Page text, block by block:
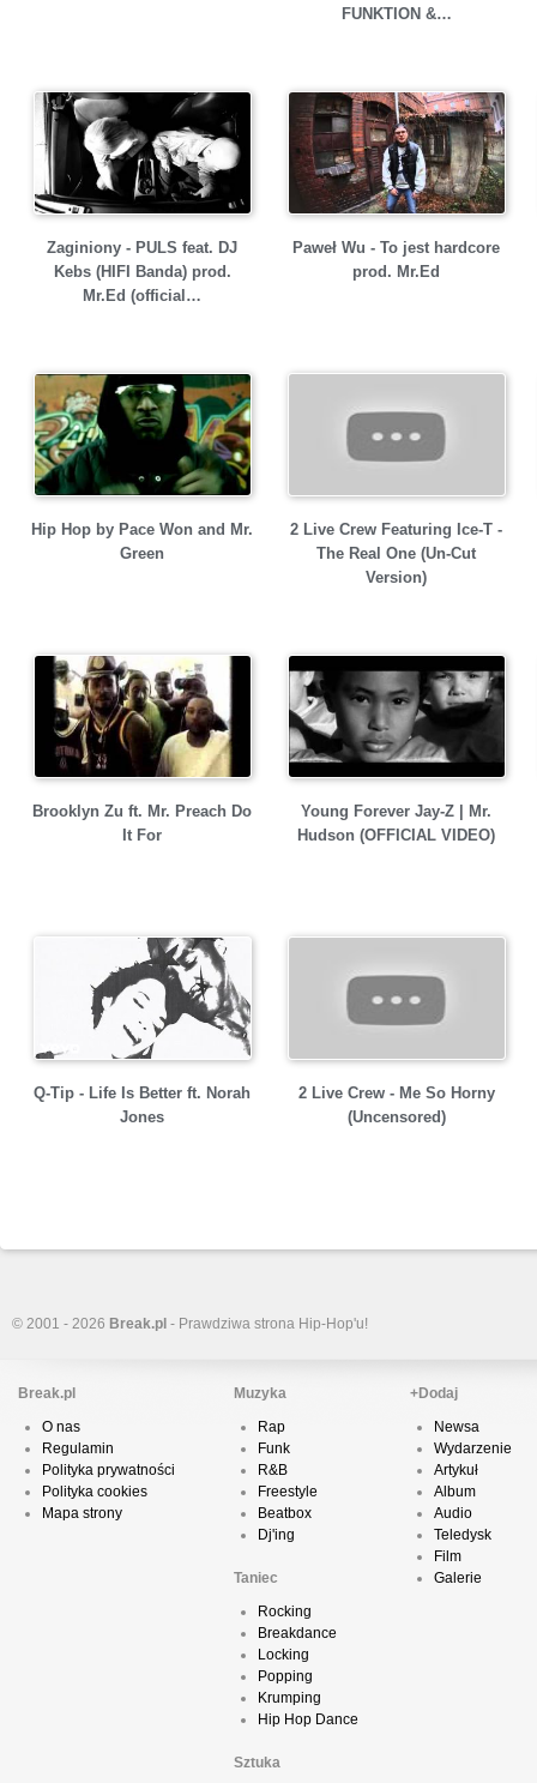
FUNKTION &…
Zaginiony - PULS feat. DJ
Kebs (HIFI Banda) prod.
Mr.Ed (official…
Paweł Wu - To jest hardcore
prod. Mr.Ed
Hip Hop by Pace Won and Mr.
Green
2 Live Crew Featuring Ice-T -
The Real One (Un-Cut
Version)
Brooklyn Zu ft. Mr. Preach Do
It For
Young Forever Jay-Z | Mr.
Hudson (OFFICIAL VIDEO)
Q-Tip - Life Is Better ft. Norah
Jones
2 Live Crew - Me So Horny
(Uncensored)
© 2001 - 2026 Break.pl - Prawdziwa strona Hip-Hop'u!
Break.pl
O nas
Regulamin
Polityka prywatności
Polityka cookies
Mapa strony
Muzyka
Rap
Funk
R&B
Freestyle
Beatbox
Dj'ing
Taniec
Rocking
Breakdance
Locking
Popping
Krumping
Hip Hop Dance
Sztuka
+Dodaj
Newsa
Wydarzenie
Artykuł
Album
Audio
Teledysk
Film
Galerie